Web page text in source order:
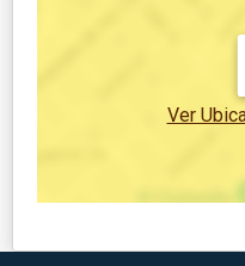
Ver